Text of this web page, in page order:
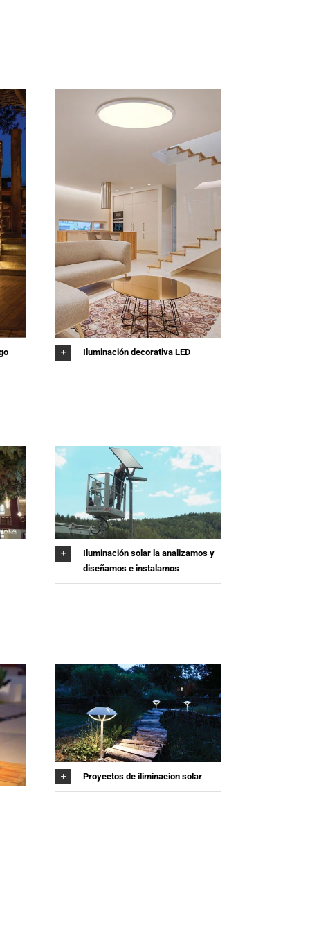
Iluminación decorativa LED
Iluminación solar la analizamos y
diseñamos e instalamos
Proyectos de iliminacion solar